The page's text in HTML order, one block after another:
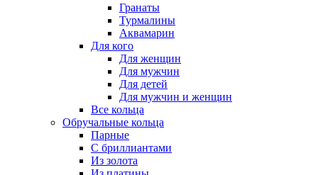
Гранаты
Турмалины
Аквамарин
Для кого
Для женщин
Для мужчин
Для детей
Для мужчин и женщин
Все кольца
Обручальные кольца
Парные
С бриллиантами
Из золота